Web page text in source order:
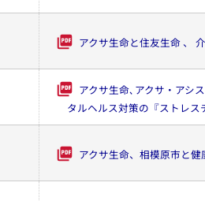
アクサ生命と住友生命 、
アクサ生命､アクサ・アシ
タルヘルス対策の『ストレス
アクサ生命、相模原市と